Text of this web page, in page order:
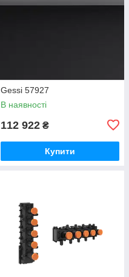
Gessi 57927
В наявності
112 922 ₴
Купити